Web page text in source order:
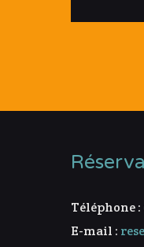
Téléphone :
E-mail :